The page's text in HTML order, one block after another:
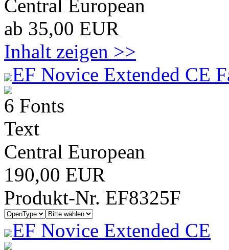
Central European
ab 35,00 EUR
Inhalt zeigen >>
EF Novice Extended CE
6 Fonts
Text
Central European
190,00 EUR
Produkt-Nr. EF8325F
EF Novice Extended CE